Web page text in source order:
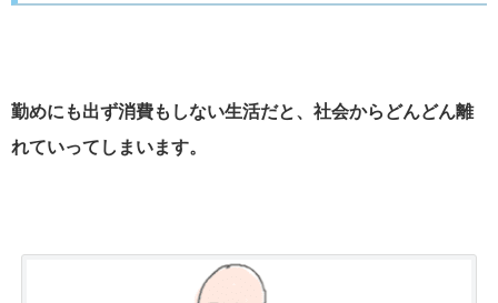
勤めにも出ず消費もしない生活だと、社会からどんどん離
れていってしまいます。